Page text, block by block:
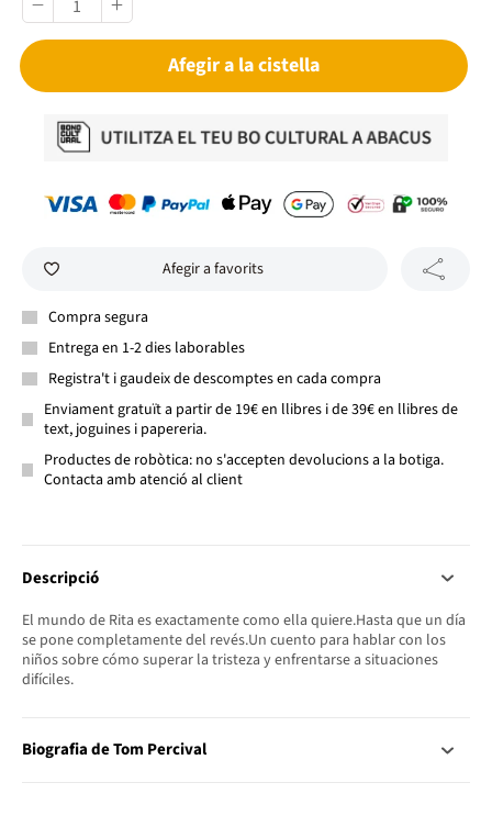
Afegir a la cistella
Afegir a favorits
Compra segura
Entrega en 1-2 dies laborables
Registra't i gaudeix de descomptes en cada compra
Enviament gratuït a partir de 19€ en llibres i de 39€ en llibres de
text, joguines i papereria.
Productes de robòtica: no s'accepten devolucions a la botiga.
Contacta amb atenció al client
Descripció
El mundo de Rita es exactamente como ella quiere.Hasta que un día
se pone completamente del revés.Un cuento para hablar con los
niños sobre cómo superar la tristeza y enfrentarse a situaciones
difíciles.
Biografia de Tom Percival